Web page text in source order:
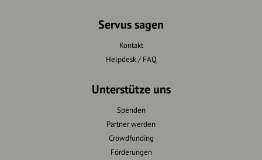
Servus sagen
Kontakt
Helpdesk / FAQ
Unterstütze uns
Spenden
Partner werden
Crowdfunding
Förderungen